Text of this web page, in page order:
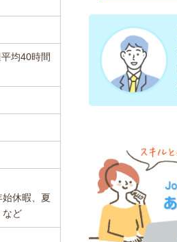
均40時間
休暇、夏
ど